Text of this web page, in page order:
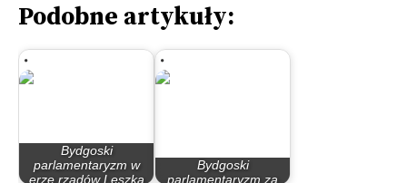
Podobne artykuły:
Bydgoski
parlamentaryzm w
erze rządów Leszka
Bydgoski
parlamentaryzm za